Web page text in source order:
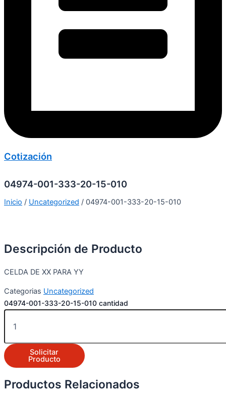
Cotización
04974-001-333-20-15-010
Inicio / Uncategorized / 04974-001-333-20-15-010
Descripción de Producto
CELDA DE XX PARA YY
Categorias Uncategorized
04974-001-333-20-15-010 cantidad
Solicitar
Producto
Productos Relacionados